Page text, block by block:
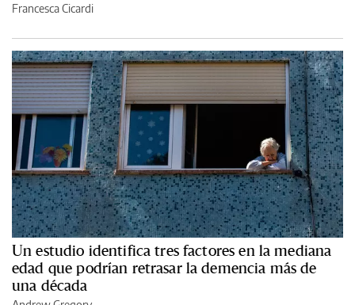
Francesca Cicardi
Un estudio identifica tres factores en la mediana
edad que podrían retrasar la demencia más de
una década